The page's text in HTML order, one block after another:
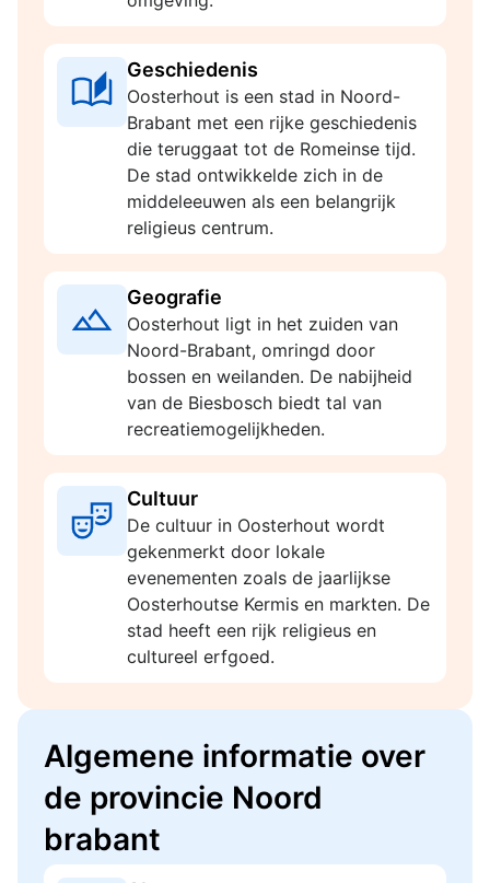
Geschiedenis
Oosterhout is een stad in Noord-
Brabant met een rijke geschiedenis
die teruggaat tot de Romeinse tijd.
De stad ontwikkelde zich in de
middeleeuwen als een belangrijk
religieus centrum.
Geografie
Oosterhout ligt in het zuiden van
Noord-Brabant, omringd door
bossen en weilanden. De nabijheid
van de Biesbosch biedt tal van
recreatiemogelijkheden.
Cultuur
De cultuur in Oosterhout wordt
gekenmerkt door lokale
evenementen zoals de jaarlijkse
Oosterhoutse Kermis en markten. De
stad heeft een rijk religieus en
cultureel erfgoed.
Algemene informatie over
de provincie Noord
brabant